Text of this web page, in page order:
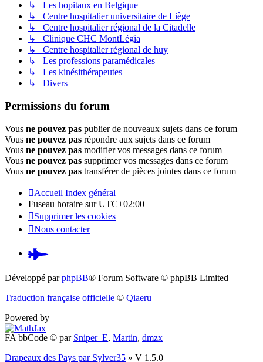
↳ Les hopitaux en Belgique
↳ Centre hospitalier universitaire de Liège
↳ Centre hospitalier régional de la Citadelle
↳ Clinique CHC MontLégia
↳ Centre hospitalier régional de huy
↳ Les professions paramédicales
↳ Les kinésithérapeutes
↳ Divers
Permissions du forum
Vous ne pouvez pas publier de nouveaux sujets dans ce forum
Vous ne pouvez pas répondre aux sujets dans ce forum
Vous ne pouvez pas modifier vos messages dans ce forum
Vous ne pouvez pas supprimer vos messages dans ce forum
Vous ne pouvez pas transférer de pièces jointes dans ce forum
Accueil Index général
Fuseau horaire surUTC+02:00
Supprimer les cookies
Nous contacter
Pardus.at
(S’ouvre
nouvel
Développé parphpBB® Forum Software © phpBB Limited
Traduction française officielle © Qiaeru
Powered by
FA bbCode © par Sniper_E, Martin, dmzx
Drapeaux des Pays par Sylver35 » V 1.5.0